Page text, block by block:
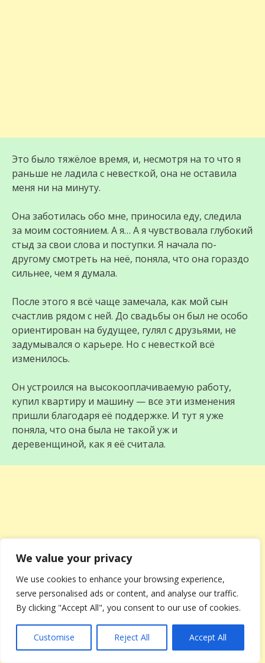
We value your privacy
We use cookies to enhance your browsing experience,
serve personalised ads or content, and analyse our traffic.
By clicking "Accept All", you consent to our use of cookies.
Customise Reject All Accept All
Это было тяжёлое время, и, несмотря на то что я
раньше не ладила с невесткой, она не оставила
меня ни на минуту.
Она заботилась обо мне, приносила еду, следила
за моим состоянием. А я… А я чувствовала глубокий
стыд за свои слова и поступки. Я начала по-
другому смотреть на неё, поняла, что она гораздо
сильнее, чем я думала.
После этого я всё чаще замечала, как мой сын
счастлив рядом с ней. До свадьбы он был не особо
ориентирован на будущее, гулял с друзьями, не
задумывался о карьере. Но с невесткой всё
изменилось.
Он устроился на высокооплачиваемую работу,
купил квартиру и машину — все эти изменения
пришли благодаря её поддержке. И тут я уже
поняла, что она была не такой уж и
деревенщиной, как я её считала.